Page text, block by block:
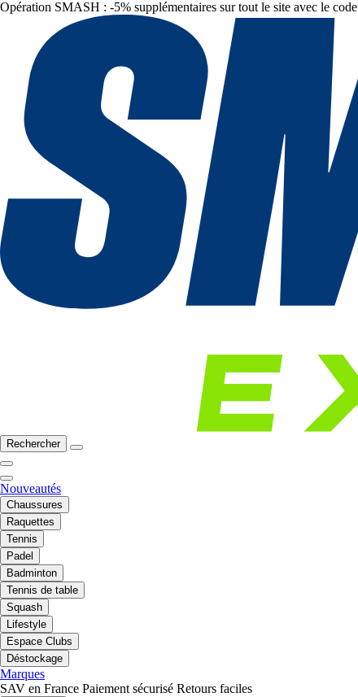
Opération SMASH : -5% supplémentaires sur tout le site avec le code
Rechercher
Nouveautés
Chaussures
Raquettes
Tennis
Padel
Badminton
Tennis de table
Squash
Lifestyle
Espace Clubs
Déstockage
Marques
SAV en France Paiement sécurisé Retours faciles